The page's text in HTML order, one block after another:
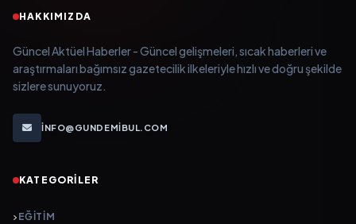
HAKKIMIZDA
Güncel Aktüel Haberler - Güncel gelişmeleri, sıcak haberleri ve
araştırmaları bağımsız gazetecilik ilkeleriyle hızlı ve doğru şekilde
sizlere sunuyoruz.
INFO@GUNDEMIBUL.COM
KATEGORILER
EĞITIM